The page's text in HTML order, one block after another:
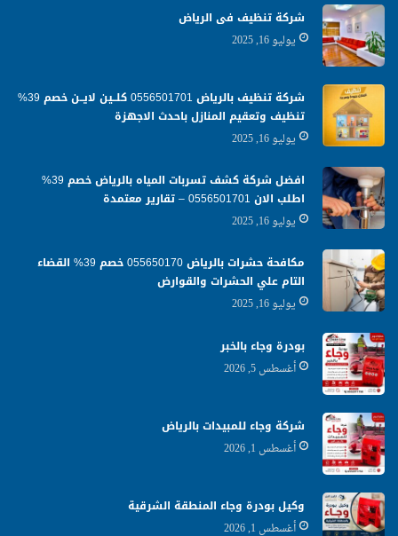
شركة تنظيف فى الرياض
يوليو 16, 2025
شركة تنظيف بالرياض 0556501701 كلــين لايــن خصم 39%
تنظيف وتعقيم المنازل باحدث الاجهزة
يوليو 16, 2025
افضل شركة كشف تسربات المياه بالرياض خصم 39%
اطلب الان 0556501701‬‏ – تقارير معتمدة
يوليو 16, 2025
مكافحة حشرات بالرياض 055650170 خصم 39% القضاء
التام علي الحشرات والقوارض
يوليو 16, 2025
بودرة وجاء بالخبر
أغسطس 5, 2026
شركة وجاء للمبيدات بالرياض
أغسطس 1, 2026
وكيل بودرة وجاء المنطقة الشرقية
أغسطس 1, 2026